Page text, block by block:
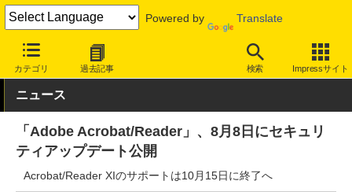
Powered by Translate
カテゴリ 過去記事 検索 Impressサイト
INTERNET Watch トピック 脆弱性/修正パッチ
ニュース
「Adobe Acrobat/Reader」、8月8日にセキュリ
ティアップデート公開
Acrobat/Reader XIのサポートは10月15日に終了へ